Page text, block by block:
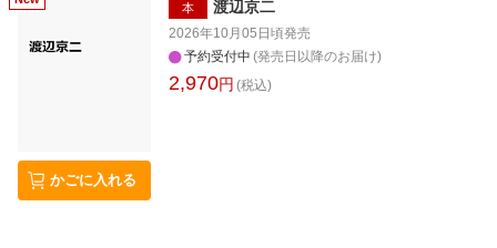
かごに入れる
本 渡辺京二
2026年10月05日頃発売
予約受付中 (発売日以降のお届け)
2,970円 (税込)